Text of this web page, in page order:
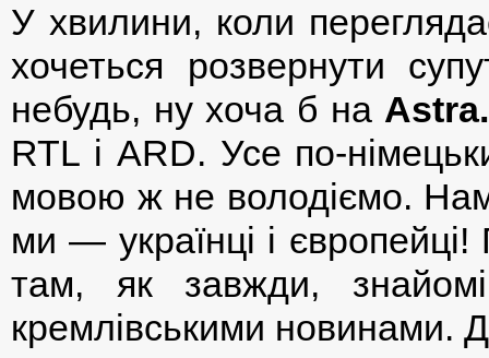
У хвилини, коли
хочеться розвернути
небудь, ну хоча б на Astra.
RTL і ARD. Усе по-
мовою ж не володіємо. Нам
ми — українці і
там, як завжди,
кремлівськими новинами.